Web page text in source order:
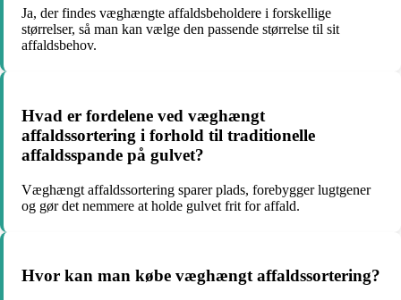
Ja, der findes væghængte affaldsbeholdere i forskellige
størrelser, så man kan vælge den passende størrelse til sit
affaldsbehov.
Hvad er fordelene ved væghængt
affaldssortering i forhold til traditionelle
affaldsspande på gulvet?
Væghængt affaldssortering sparer plads, forebygger lugtgener
og gør det nemmere at holde gulvet frit for affald.
Hvor kan man købe væghængt affaldssortering?